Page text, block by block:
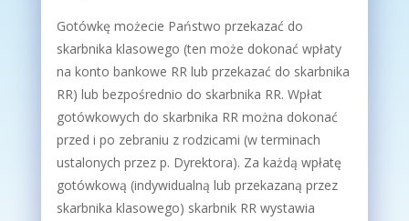
Gotówkę możecie Państwo przekazać do
skarbnika klasowego (ten może dokonać wpłaty
na konto bankowe RR lub przekazać do skarbnika
RR) lub bezpośrednio do skarbnika RR. Wpłat
gotówkowych do skarbnika RR można dokonać
przed i po zebraniu z rodzicami (w terminach
ustalonych przez p. Dyrektora). Za każdą wpłatę
gotówkową (indywidualną lub przekazaną przez
skarbnika klasowego) skarbnik RR wystawia